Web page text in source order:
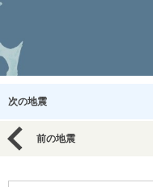
次の地震
前の地震